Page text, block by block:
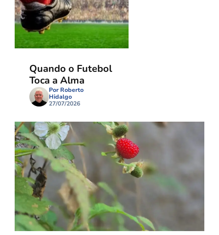
Quando o Futebol
Toca a Alma
Por Roberto
Hidalgo
27/07/2026